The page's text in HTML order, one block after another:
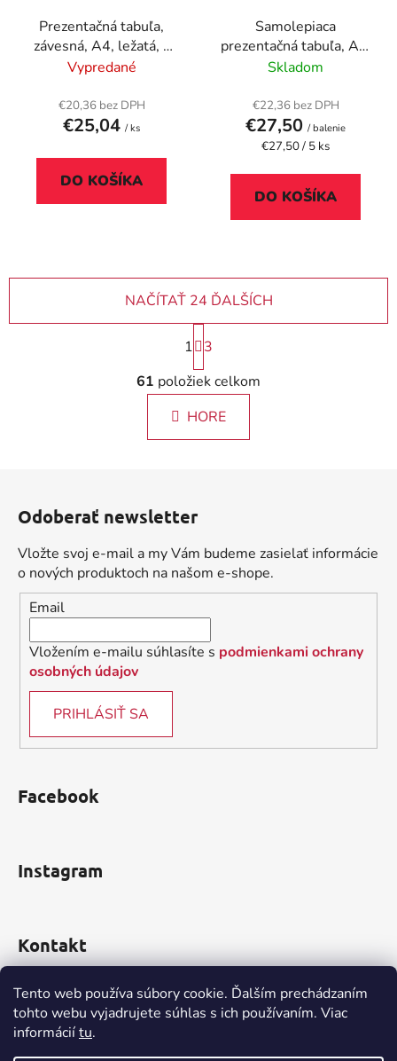
Tento web používa súbory cookie. Ďalším prechádzaním
tohto webu vyjadrujete súhlas s ich používaním. Viac
informáciítu.
Prezentačná tabuľa,
závesná, A4, ležatá, s
kovovým uškom,
Vypredané
€20,36 bez DPH
€25,04 / ks
DO KOŠÍKA
Samolepiaca
prezentačná tabuľa, A4,
DJOIS "Kang", červená
Skladom
€22,36 bez DPH
€27,50 / balenie
Jednotková
€27,50 / 5 ks
DO KOŠÍKA
O
v
l
á
d
e
p
r
v
k
y
v
ý
NAČÍTAŤ 24 ĎALŠÍCH
S
t
r
á
n
k
e
1
3
61 položiek celkom
HORE
Odoberať newsletter
Vložte svoj e-mail a my Vám budeme zasielať informácie
o nových produktoch na našom e-shope.
Email
Vložením e-mailu súhlasíte s podmienkami ochrany
osobných údajov
PRIHLÁSIŤ SA
Facebook
Instagram
Kontakt
obchod@incomp.sk
0910 999 552